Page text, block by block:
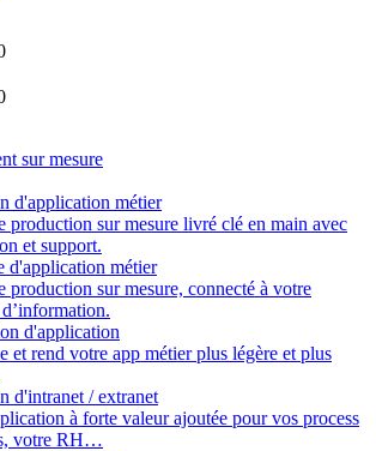
sur mesure
d'application métier
production sur mesure livré clé en main avec
et support.
d'application métier
production sur mesure, connecté à votre
d'application
et rend votre app métier plus légère et plus
d'intranet / extranet
à forte valeur ajoutée pour vos process
votre RH…